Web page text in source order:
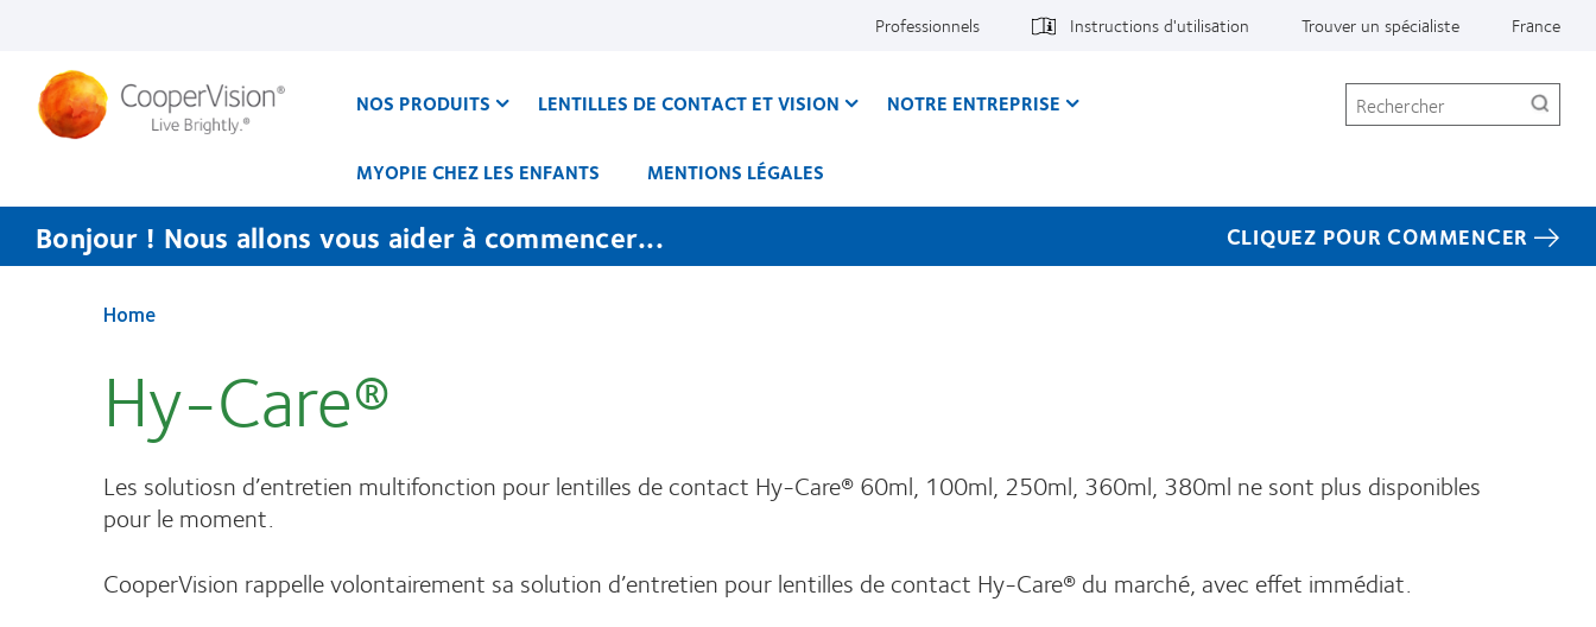
principal
Professionnels Instructions d'utilisation Trouver un spécialiste France
NOS PRODUITS LENTILLES DE CONTACT ET VISION NOTRE ENTREPRISE
MYOPIE CHEZ LES ENFANTS MENTIONS LÉGALES
Rechercher
Bonjour ! Nous allons vous aider à commencer... CLIQUEZ POUR COMMENCER
Home
Hy-Care®
Les solutiosn d’entretien multifonction pour lentilles de contact Hy-Care® 60ml, 100ml, 250ml, 360ml, 380ml ne sont plus disponibles
pour le moment.
CooperVision rappelle volontairement sa solution d’entretien pour lentilles de contact Hy-Care® du marché, avec effet immédiat.